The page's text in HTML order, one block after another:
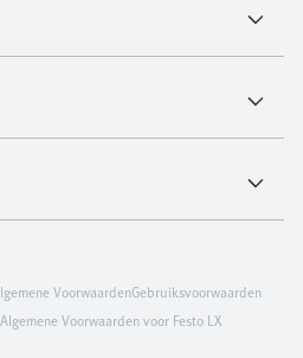
VoorwaardenGebruiksvoorwaarden
Algemene Voorwaarden voor Festo LX